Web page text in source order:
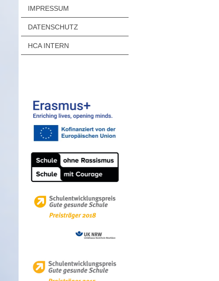
IMPRESSUM
DATENSCHUTZ
HCA INTERN